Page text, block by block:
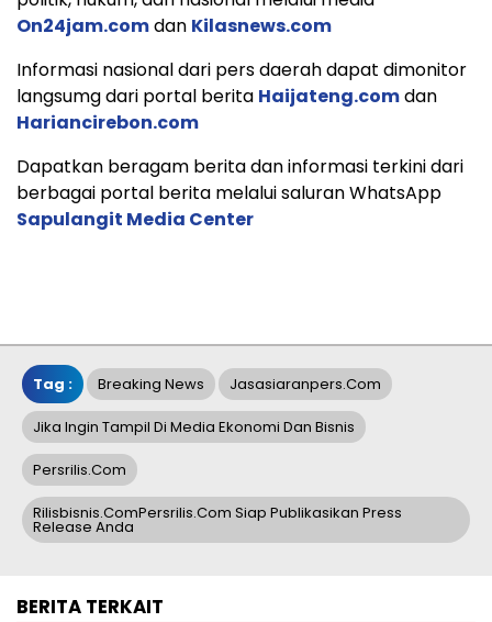
On24jam.comdan Kilasnews.com
Informasi nasional dari pers daerah dapat dimonitor
langsumg dari portal berita Haijateng.comdan
Hariancirebon.com
Dapatkan beragam berita dan informasi terkini dari
berbagai portal berita melalui saluran WhatsApp
Sapulangit Media Center
Tag : Breaking News Jasasiaranpers.com
Jika Ingin Tampil Di Media Ekonomi Dan Bisnis
Persrilis.com
Rilisbisnis.comPersrilis.com Siap Publikasikan Press
Release Anda
BERITA TERKAIT